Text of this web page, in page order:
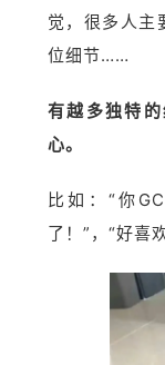
觉，很多人主
位细节……
有越多独特
心。
比如：“你
了！”，“好喜